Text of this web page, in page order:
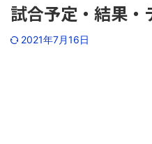
試合予定・結果・
2021年7月16日